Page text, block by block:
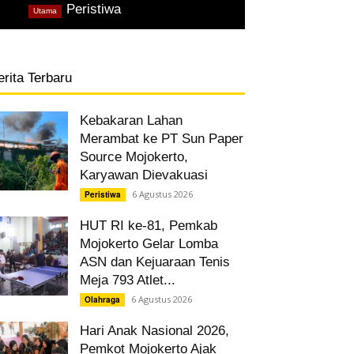
Peristiwa,
Utama
Terbaru
Kebakaran Lahan
Merambat ke PT Sun Paper
Source Mojokerto,
Karyawan Dievakuasi
Peristiwa 6 Agustus 2026
HUT RI ke-81, Pemkab
Mojokerto Gelar Lomba
ASN dan Kejuaraan Tenis
Meja 793 Atlet...
Olahraga 6 Agustus 2026
Hari Anak Nasional 2026,
Pemkot Mojokerto Ajak